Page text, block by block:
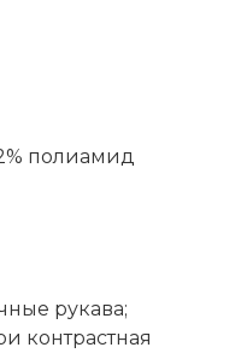
полиамид
рукава;
контрастная